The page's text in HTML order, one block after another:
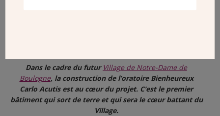
Dans le cadre du futur Village de Notre-Dame de
Boulogne, la construction de l’oratoire Bienheureux
Carlo Acutis est au cœur du projet. C’est le premier
bâtiment qui sort de terre et qui sera le cœur battant du
Village.